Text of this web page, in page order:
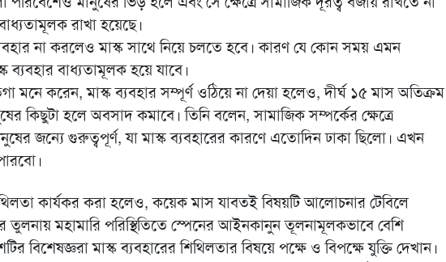
রাখা হয়েছে।
না করলেও মাস্ক সাথে নিয়ে চলতে হবে। কারণ যে কোন সময় এমন
ব্যবহার বাধ্যতামূলক হয়ে যাবে।
মনে করেন, মাস্ক ব্যবহার সম্পূর্ণ ওঠিয়ে না দেয়া হলেও, দীর্ঘ ১৫ মাস অতিক্রম
কিছুটা হলে অবসাদ কমাবে। তিনি বলেন, সামাজিক সম্পর্কের ক্ষেত্রে
জন্যে গুরুত্বপূর্ণ, যা মাস্ক ব্যবহারের কারণে এতোদিন ঢাকা ছিলো। এখন
কার্যকর করা হলেও, কয়েক মাস যাবতই বিষয়টি আলোচনার টেবিলে
মহামারি পরিস্থিতিতে স্পেনের আইনকানুন তূলনামূলকভাবে বেশি
মাস্ক ব্যবহারের শিথিলতার বিষয়ে পক্ষে ও বিপক্ষে যুক্তি দেখান।